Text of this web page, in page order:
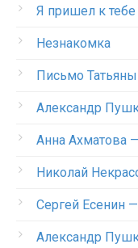
Я пришел к
Незнакомка
Письмо
Александр
Анна Ахматова
Николай
Сергей Есенин
Александр